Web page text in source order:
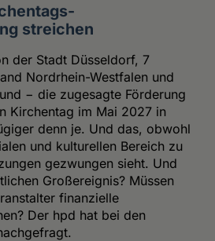
streichen
der Stadt Düsseldorf, 7
Nordrhein-Westfalen und
− die zugesagte Förderung
Kirchentag im Mai 2027 in
denn je. Und das, obwohl
und kulturellen Bereich zu
gezwungen sieht. Und
Großereignis? Müssen
finanzielle
Der hpd hat bei den